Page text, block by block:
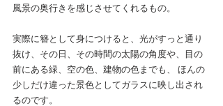
風景の奥行きを感じさせてくれるもの。
実際に簪として身につけると、光がすっと通り
抜け、その日、その時間の太陽の角度や、目の
前にある緑、空の色、建物の色までも、 ほんの
少しだけ違った景色としてガラスに映し出され
るのです。